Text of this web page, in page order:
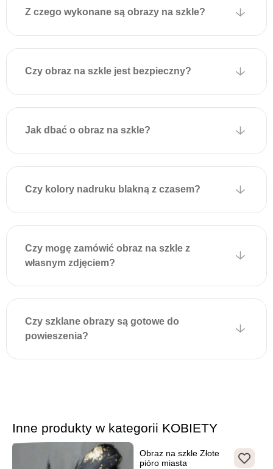
specjalnej taśmy
wytrzymuje duże obciążenia
i zapewnia solidne
mocowanie.
wkręty w ścianie zgodnie z
szybki, nie wymaga
mocujących.
Z czego wykonane są obrazy na szkle?
Czy obraz na szkle jest bezpieczny?
Jak dbać o obraz na szkle?
Czy kolory nadruku blakną z czasem?
Czy mogę zamówić obraz na szkle z
własnym zdjęciem?
Czy szklane obrazy są gotowe do
powieszenia?
Inne produkty w kategorii KOBIETY
Obraz na szkle Złote
pióro miasta